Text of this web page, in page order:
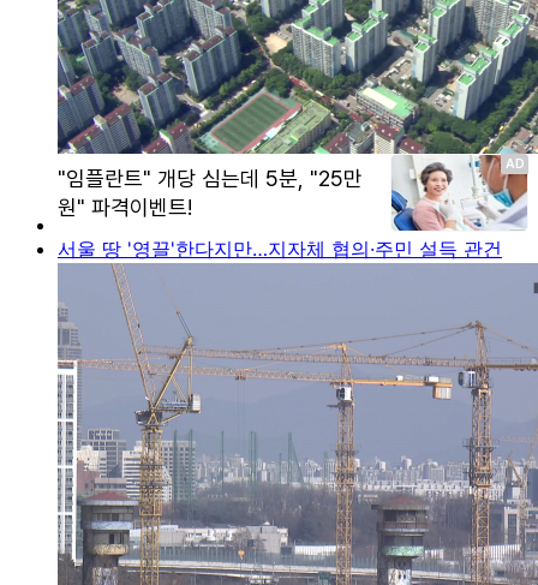
서울 땅 '영끌'한다지만…지자체 협의·주민 설득 관건